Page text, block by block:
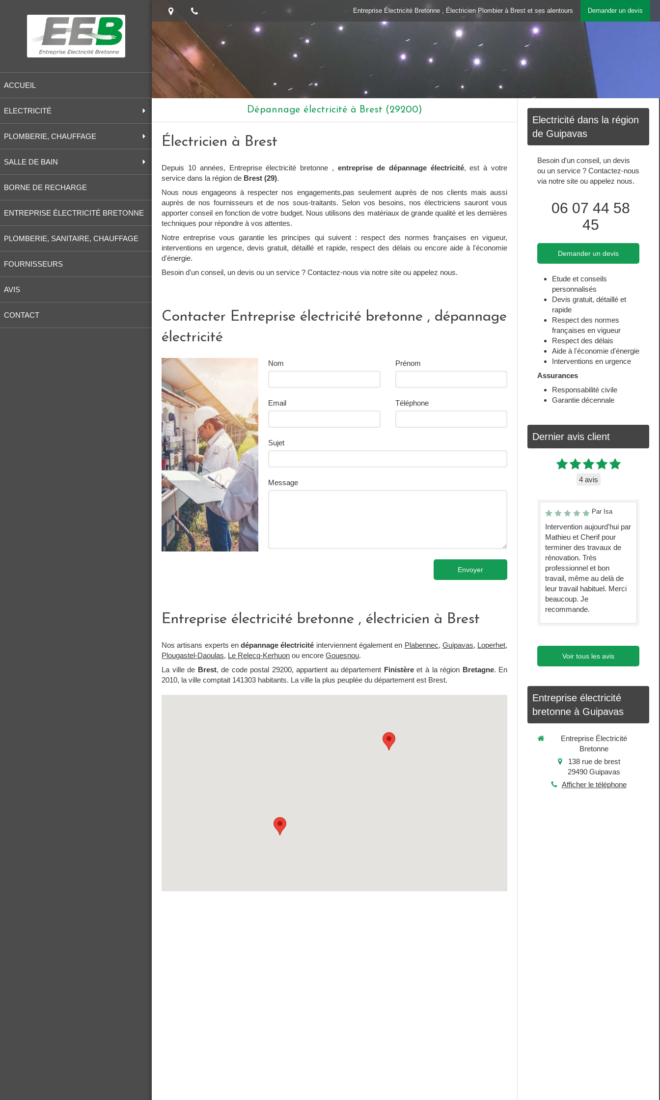
ACCUEIL
ELECTRICITÉ
PLOMBERIE, CHAUFFAGE
SALLE DE BAIN
BORNE DE RECHARGE
ENTREPRISE ÉLECTRICITÉ BRETONNE
PLOMBERIE, SANITAIRE, CHAUFFAGE
FOURNISSEURS
AVIS
CONTACT
Demander un devis
Entreprise Électricité Bretonne , Électricien Plombier à Brest et ses alentours
Dépannage électricité à Brest (29200)
Électricien à Brest
Depuis 10 années, Entreprise électricité bretonne ,entreprise de dépannage électricité, est à votre
service dans la région de Brest (29).
Nous nous engageons à respecter nos engagements,pas seulement auprès de nos clients mais aussi
auprès de nos fournisseurs et de nos sous-traitants. Selon vos besoins, nos électriciens sauront vous
apporter conseil en fonction de votre budget. Nous utilisons des matériaux de grande qualité et les dernières
techniques pour répondre à vos attentes.
Notre entreprise vous garantie les principes qui suivent : respect des normes françaises en vigueur,
interventions en urgence, devis gratuit, détaillé et rapide, respect des délais ou encore aide à l'économie
d'énergie.
Besoin d'un conseil, un devis ou un service ? Contactez-nous via notre site ou appelez nous.
Contacter Entreprise électricité bretonne , dépannage
électricité
Nom Prénom
Email Téléphone
Sujet
Message
Envoyer
Entreprise électricité bretonne , électricien à Brest
Nos artisans experts endépannage électricité interviennent également en Plabennec, Guipavas, Loperhet,
Plougastel-Daoulas, Le Relecq-Kerhuon ou encoreGouesnou.
La ville de Brest, de code postal 29200, appartient au département Finistèreet à la région Bretagne. En
2010, la ville comptait 141303 habitants. La ville la plus peuplée du département est Brest.
Electricité dans la région
de Guipavas
Besoin d'un conseil, un devis
ou un service ? Contactez-nous
via notre site ou appelez nous.
06 07 44 58
45
Demander un devis
Etude et conseils
personnalisés
Devis gratuit, détaillé et
rapide
Respect des normes
françaises en vigueur
Respect des délais
Aide à l'économie d'énergie
Interventions en urgence
Assurances
Responsabilité civile
Garantie décennale
Dernier avis client
4 avis
Par Isa
Intervention aujourd'hui par
Mathieu et Cherif pour
terminer des travaux de
rénovation. Très
professionnel et bon
travail, même au delà de
leur travail habituel. Merci
beaucoup. Je
recommande.
Voir tous les avis
Entreprise électricité
bretonne à Guipavas
Entreprise Électricité
Bretonne
138 rue de brest
29490 Guipavas
Afficher le téléphone